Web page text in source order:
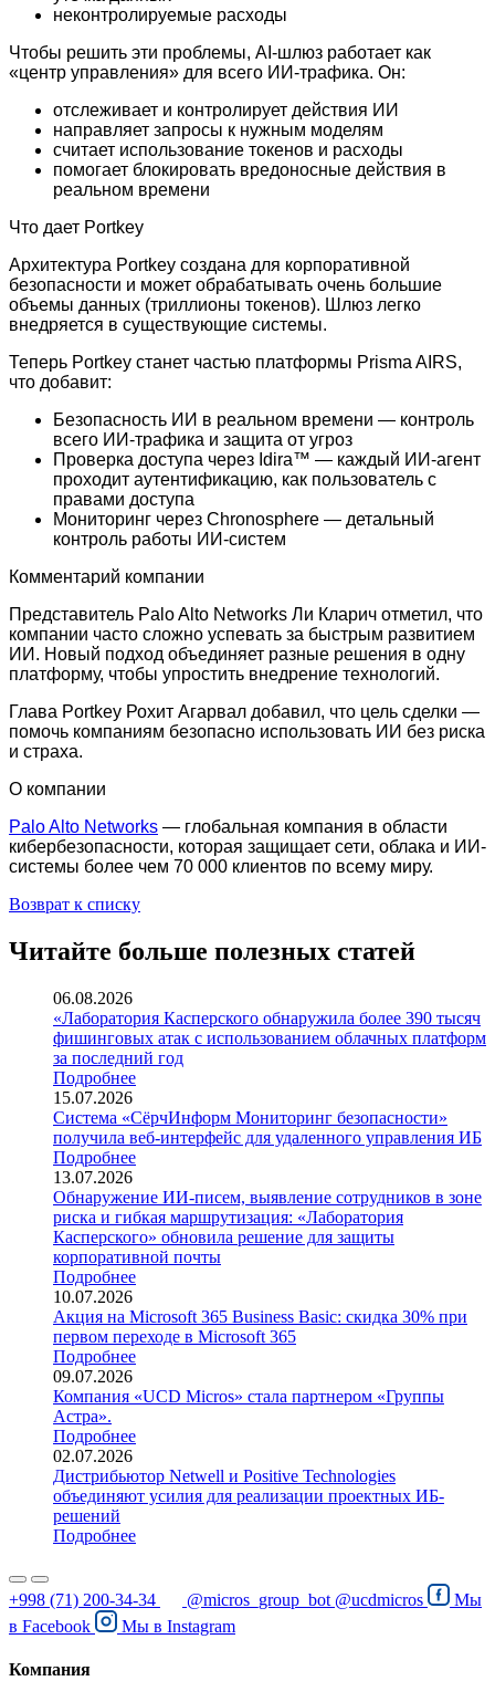
неконтролируемые расходы
Чтобы решить эти проблемы, AI-шлюз работает как
«центр управления» для всего ИИ-трафика. Он:
отслеживает и контролирует действия ИИ
направляет запросы к нужным моделям
считает использование токенов и расходы
помогает блокировать вредоносные действия в
реальном времени
Что дает Portkey
Архитектура Portkey создана для корпоративной
безопасности и может обрабатывать очень большие
объемы данных (триллионы токенов). Шлюз легко
внедряется в существующие системы.
Теперь Portkey станет частью платформы Prisma AIRS,
что добавит:
Безопасность ИИ в реальном времени — контроль
всего ИИ-трафика и защита от угроз
Проверка доступа через Idira™ — каждый ИИ-агент
проходит аутентификацию, как пользователь с
правами доступа
Мониторинг через Chronosphere — детальный
контроль работы ИИ-систем
Комментарий компании
Представитель Palo Alto Networks Ли Кларич отметил, что
компании часто сложно успевать за быстрым развитием
ИИ. Новый подход объединяет разные решения в одну
платформу, чтобы упростить внедрение технологий.
Глава Portkey Рохит Агарвал добавил, что цель сделки —
помочь компаниям безопасно использовать ИИ без риска
и страха.
О компании
Palo Alto Networks — глобальная компания в области
кибербезопасности, которая защищает сети, облака и ИИ-
системы более чем 70 000 клиентов по всему миру.
Возврат к списку
Читайте больше полезных статей
06.08.2026
«Лаборатория Касперского обнаружила более 390 тысяч
фишинговых атак с использованием облачных платформ
за последний год
Подробнее
15.07.2026
Система «СёрчИнформ Мониторинг безопасности»
получила веб-интерфейс для удаленного управления ИБ
Подробнее
13.07.2026
Обнаружение ИИ-писем, выявление сотрудников в зоне
риска и гибкая маршрутизация: «Лаборатория
Касперского» обновила решение для защиты
корпоративной почты
Подробнее
10.07.2026
Акция на Microsoft 365 Business Basic: скидка 30% при
первом переходе в Microsoft 365
Подробнее
09.07.2026
Компания «UCD Micros» стала партнером «Группы
Астра».
Подробнее
02.07.2026
Дистрибьютор Netwell и Positive Technologies
объединяют усилия для реализации проектных ИБ-
решений
Подробнее
+998 (71) 200-34-34 @micros_group_bot @ucdmicros
Мы
в Facebook Мы в Instagram
Компания